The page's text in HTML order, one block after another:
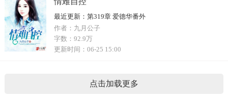
最近更新： 第319章 爱德华番外
作者： 九月公子
字数： 92.9万
更新时间： 06-25 15:00
点击加载更多